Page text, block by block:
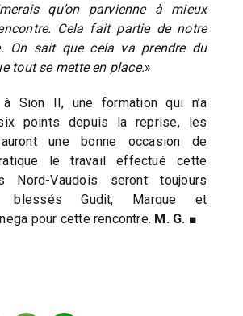
qu’on parvienne à mieux
Cela fait partie de notre
On sait que cela va prendre du
tout se mette en place.»
Sion II, une formation qui n’a
points depuis la reprise, les
auront une bonne occasion de
le travail effectué cette
Nord-Vaudois seront toujours
blessés Gudit, Marque et
pour cette rencontre. M. G. ■